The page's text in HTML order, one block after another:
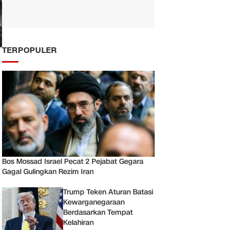
TERPOPULER
Bos Mossad Israel Pecat 2 Pejabat Gegara
Gagal Gulingkan Rezim Iran
Trump Teken Aturan Batasi
Kewarganegaraan
Berdasarkan Tempat
Kelahiran